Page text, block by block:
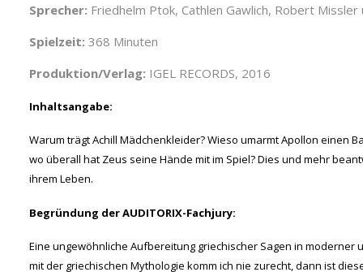
Sprecher: Friedhelm Ptok, Cathlen Gawlich, Robert Missler
Spielzeit: 368 Minuten
Produktion/Verlag: IGEL RECORDS, 2016
Inhaltsangabe:
Warum trägt Achill Mädchenkleider? Wieso umarmt Apollon einen
wo überall hat Zeus seine Hände mit im Spiel? Dies und mehr
ihrem Leben.
Begründung der AUDITORIX-Fachjury:
Eine ungewöhnliche Aufbereitung griechischer Sagen in
mit der griechischen Mythologie komm ich nie zurecht, dann ist